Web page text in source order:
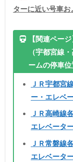
ターに近い号車
【関連ペー
（宇都宮線
ームの停車位
ＪＲ宇都宮
ー・エレベ
ＪＲ高崎線
エレベータ
ＪＲ常磐線
エレベータ